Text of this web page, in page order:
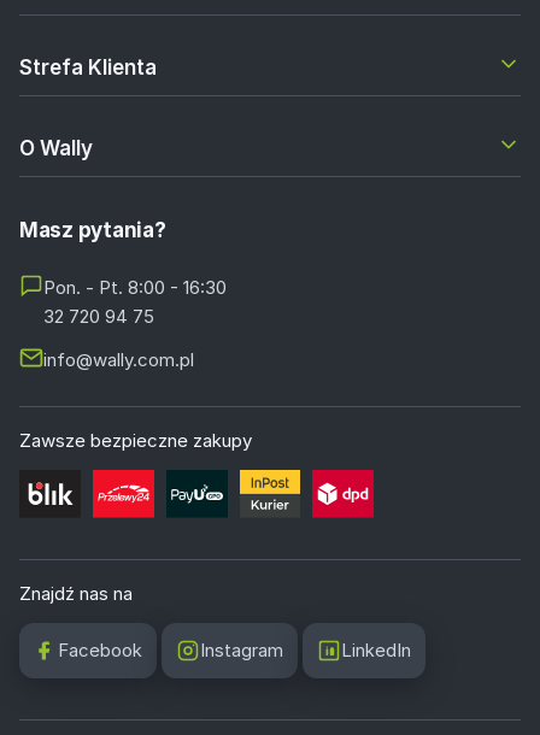
Strefa Klienta
O Wally
Masz pytania?
Pon. - Pt. 8:00 - 16:30
32 720 94 75
info@wally.com.pl
Zawsze bezpieczne zakupy
Znajdź nas na
Facebook Instagram LinkedIn